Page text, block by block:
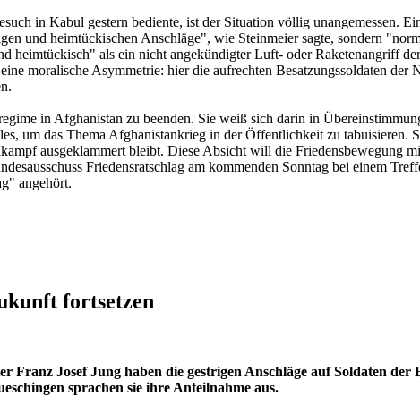
in Kabul gestern bediente, ist der Situation völlig unangemessen.
und heimtückischen Anschläge", wie Steinmeier sagte, sondern
heimtückisch" als ein nicht angekündigter Luft- oder Raketenangriff
moralische Asymmetrie: hier die aufrechten Besatzungssoldaten
in Afghanistan zu beenden. Sie weiß sich darin in
um das Thema Afghanistankrieg in der Öffentlichkeit zu tabuisieren.
ausgeklammert bleibt. Diese Absicht will die Friedensbewegung
Friedensratschlag am kommenden Sonntag bei einem
angehört.
fortsetzen
Josef Jung haben die gestrigen Anschläge auf Soldaten
sprachen sie ihre Anteilnahme aus.